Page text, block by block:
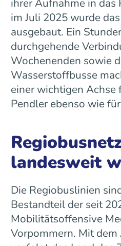
ihrer Aufnahme in
im Juli 2025 wurde
ausgebaut. Ein
durchgehende
Wochenenden sowie
Wasserstoffbusse
einer wichtigen Achse
Pendler ebenso wie
landesweit
Die Regiobuslinien
Bestandteil der seit
Mobilitätsoffensive
Vorpommern. Mit dem